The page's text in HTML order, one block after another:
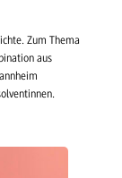
Zum Thema
aus